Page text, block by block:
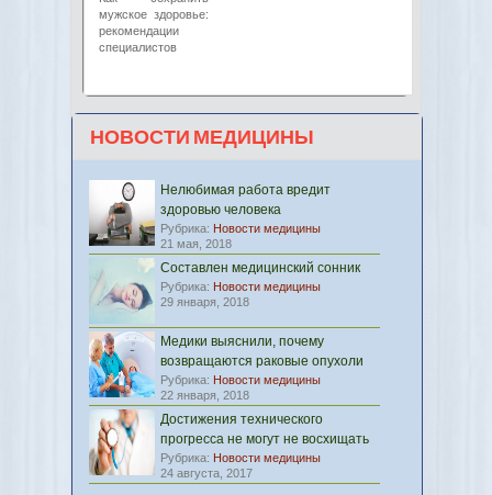
мужское здоровье:
рекомендации
специалистов
НОВОСТИ МЕДИЦИНЫ
Нелюбимая работа вредит
здоровью человека
Рубрика: Новости медицины
21 мая, 2018
Составлен медицинский сонник
Рубрика: Новости медицины
29 января, 2018
Медики выяснили, почему
возвращаются раковые опухоли
Рубрика: Новости медицины
22 января, 2018
Достижения технического
прогресса не могут не восхищать
Рубрика: Новости медицины
24 августа, 2017